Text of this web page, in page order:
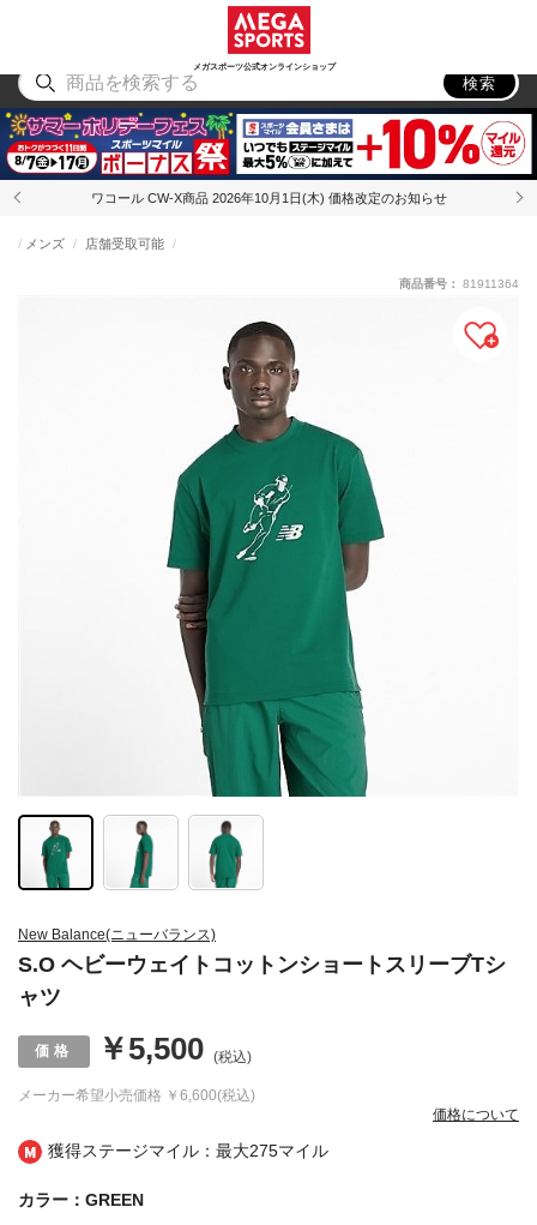
メガスポーツ公式オンラインショップ
アウトドア
検索
ワコール CW-X商品 2026年10月1日(木) 価格改定のお知らせ
獲得ステージマイル：最大275マイル
New Balance(ニューバランス)
S.O ヘビーウェイトコットンショートスリーブTシ
ャツ
メンズ 店舗受取可能
メーカー希望小売価格 ￥6,600(税込)
￥5,500 (税込)
価格について
商品番号： 81911364
カラー：GREEN